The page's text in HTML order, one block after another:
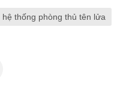
hệ thống phòng thủ tên lửa